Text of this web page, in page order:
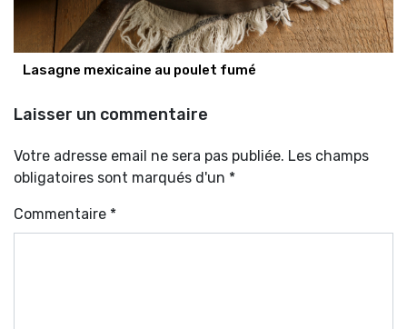
Lasagne mexicaine au poulet fumé
Laisser un commentaire
Votre adresse email ne sera pas publiée. Les champs
obligatoires sont marqués d'un *
Commentaire *